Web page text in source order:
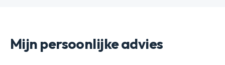
Mijn persoonlijke advies